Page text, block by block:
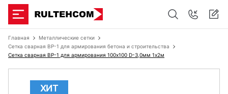
Главная
Металлические сетки
Сетка сварная ВР-1 для армирования бетона и строительства
Сетка сварная ВР-1 для армирования 100х100 D-3,0мм 1х2м
ХИТ